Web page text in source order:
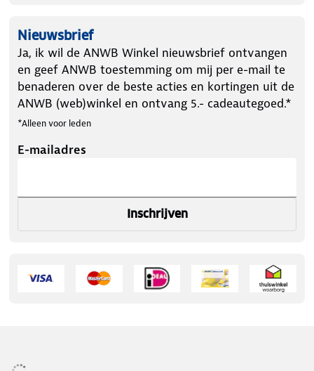
Nieuwsbrief
Ja, ik wil de ANWB Winkel nieuwsbrief ontvangen
en geef ANWB toestemming om mij per e-mail te
benaderen over de beste acties en kortingen uit de
ANWB (web)winkel en ontvang 5.- cadeautegoed.*
*Alleen voor leden
E-mailadres
Inschrijven